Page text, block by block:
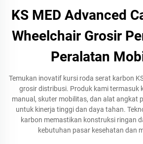
KS MED Advanced
Wheelchair Grosir
Peralatan
Temukan inovatif kursi roda serat karbon
grosir distribusi. Produk kami termasuk
manual, skuter mobilitas, dan alat angkat
untuk kinerja tinggi dan daya tahan.
karbon memastikan konstruksi ringan
kebutuhan pasar kesehatan dan